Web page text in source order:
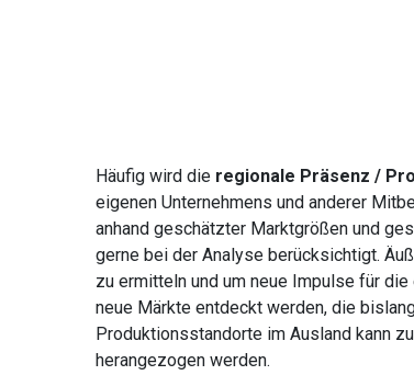
Häufig wird die regionale Präsenz /
eigenen Unternehmens und anderer
anhand geschätzter Marktgrößen und
gerne bei der Analyse berücksichtigt.
zu ermitteln und um neue Impulse für
neue Märkte entdeckt werden, die
Produktionsstandorte im Ausland kann
herangezogen werden.